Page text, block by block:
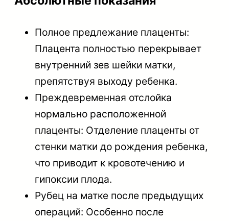
Полное предлежание плаценты:
Плацента полностью перекрывает
внутренний зев шейки матки,
препятствуя выходу ребенка.
Преждевременная отслойка
нормально расположенной
плаценты: Отделение плаценты от
стенки матки до рождения ребенка,
что приводит к кровотечению и
гипоксии плода.
Рубец на матке после предыдущих
операций: Особенно после